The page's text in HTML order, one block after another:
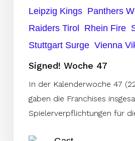
Leipzig Kings Panthers
Raiders Tirol
Rhein Fire
Stuttgart Surge Vienna
Signed! Woche 47
In der Kalenderwoche 47
gaben die Franchises
Spielerverpflichtungen für